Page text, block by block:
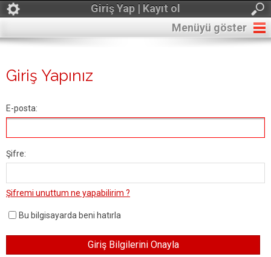
Giriş Yap | Kayıt ol
Menüyü göster
Giriş Yapınız
E-posta:
Şifre:
Şifremi unuttum ne yapabilirim ?
Bu bilgisayarda beni hatırla